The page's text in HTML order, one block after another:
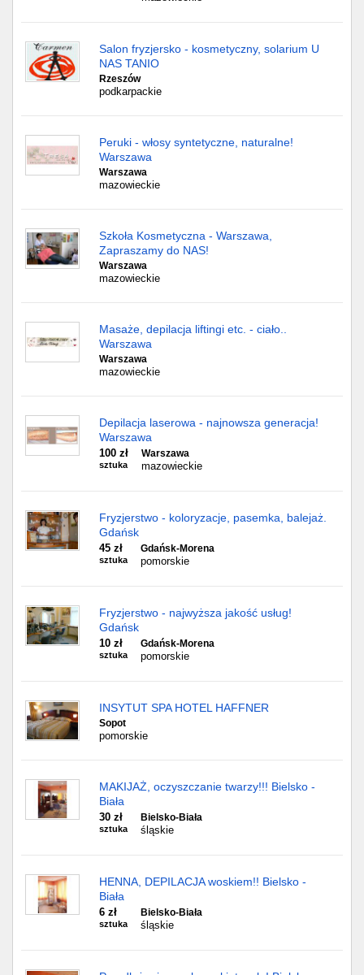
Salon fryzjersko - kosmetyczny, solarium U
NAS TANIO
Rzeszów
podkarpackie
Peruki - włosy syntetyczne, naturalne!
Warszawa
Warszawa
mazowieckie
Szkoła Kosmetyczna - Warszawa,
Zapraszamy do NAS!
Warszawa
mazowieckie
Masaże, depilacja liftingi etc. - ciało..
Warszawa
Warszawa
mazowieckie
Depilacja laserowa - najnowsza generacja!
Warszawa
100 zł
sztuka
Warszawa
mazowieckie
Fryzjerstwo - koloryzacje, pasemka, balejaż.
Gdańsk
45 zł
sztuka
Gdańsk-Morena
pomorskie
Fryzjerstwo - najwyższa jakość usług!
Gdańsk
10 zł
sztuka
Gdańsk-Morena
pomorskie
INSYTUT SPA HOTEL HAFFNER
Sopot
pomorskie
MAKIJAŻ, oczyszczanie twarzy!!! Bielsko -
Biała
30 zł
sztuka
Bielsko-Biała
śląskie
HENNA, DEPILACJA woskiem!! Bielsko -
Biała
6 zł
sztuka
Bielsko-Biała
śląskie